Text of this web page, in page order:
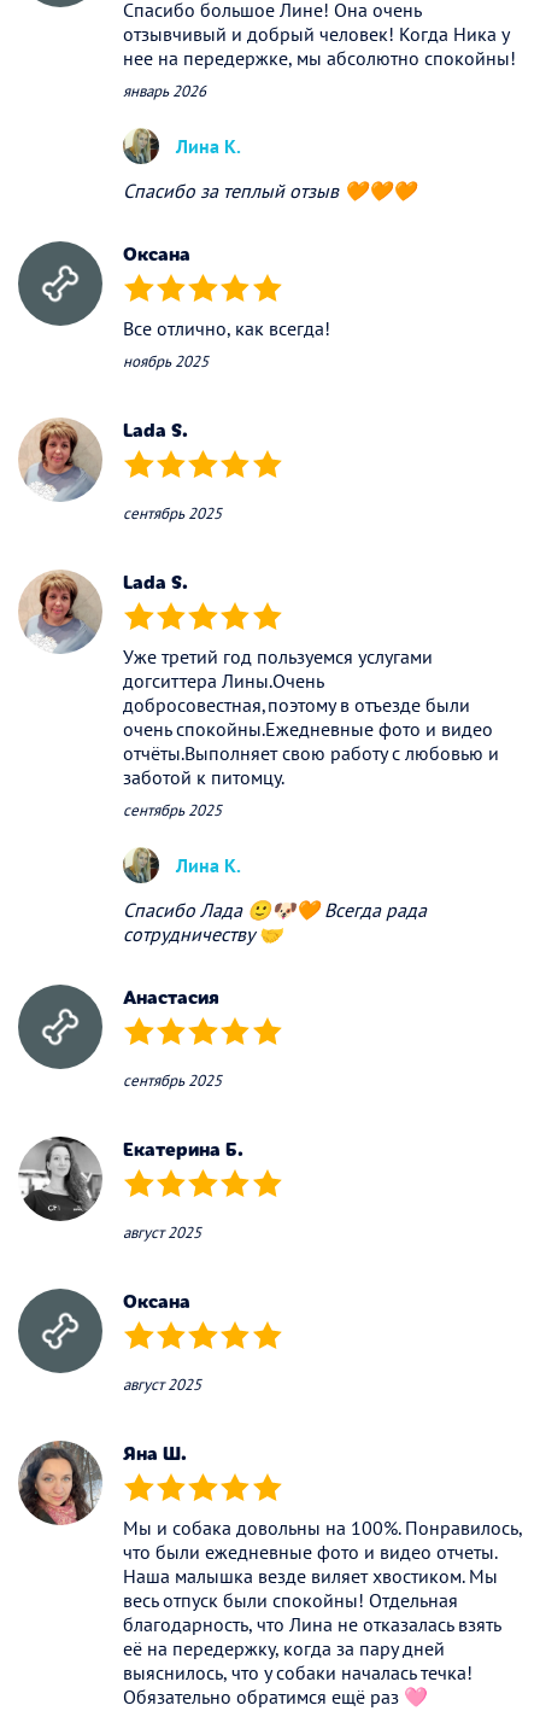
Спасибо большое Лине! Она очень
отзывчивый и добрый человек! Когда Ника у
нее на передержке, мы абсолютно спокойны!
январь 2026
Лина К.
Спасибо за теплый отзыв 🧡🧡🧡
Оксана
(*) (*) (*) (*) (*)
Все отлично, как всегда!
ноябрь 2025
Lada S.
(*) (*) (*) (*) (*)
сентябрь 2025
Lada S.
(*) (*) (*) (*) (*)
Уже третий год пользуемся услугами
догситтера Лины.Очень
добросовестная,поэтому в отъезде были
очень спокойны.Ежедневные фото и видео
отчёты.Выполняет свою работу с любовью и
заботой к питомцу.
сентябрь 2025
Лина К.
Спасибо Лада 🙂🐶🧡 Всегда рада
сотрудничеству 🤝
Анастасия
(*) (*) (*) (*) (*)
сентябрь 2025
Екатерина Б.
(*) (*) (*) (*) (*)
август 2025
Оксана
(*) (*) (*) (*) (*)
август 2025
Яна Ш.
(*) (*) (*) (*) (*)
Мы и собака довольны на 100%. Понравилось,
что были ежедневные фото и видео отчеты.
Наша малышка везде виляет хвостиком. Мы
весь отпуск были спокойны! Отдельная
благодарность, что Лина не отказалась взять
её на передержку, когда за пару дней
выяснилось, что у собаки началась течка!
Обязательно обратимся ещё раз 🩷